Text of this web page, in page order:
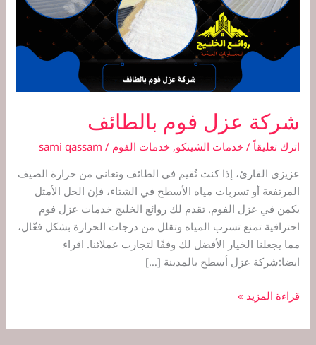
شركة عزل فوم بالطائف
اترك تعليقاً /خدمات الشينكو,خدمات الفوم /
sami qassam
عزيزي القارئ، إذا كنت تُقيم في الطائف وتعاني من حرارة الصيف
المرتفعة أو تسربات مياه الأسطح في الشتاء، فإن الحل الأمثل
يكمن في عزل الفوم. تقدم لك روائع الخليج خدمات عزل فوم
احترافية تمنع تسرب المياه وتقلل من درجات الحرارة بشكل فعّال،
مما يجعلنا الخيار الأفضل لك وفقًا لتجارب عملائنا. اقراء
ايضا:شركة عزل أسطح بالمدينة […]
قراءة المزيد »